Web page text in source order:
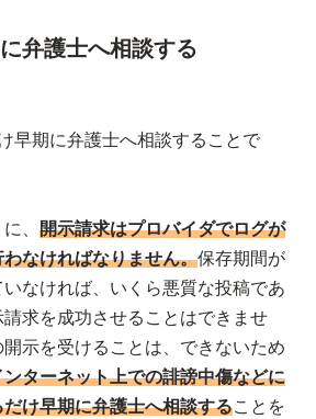
弁護士へ相談する
早期に弁護士へ相談することで
、 開示請求はプロバイダでログが
なければなりません。保存期間が
なければ、いくら悪質な投稿であ
求を成功させることはできませ
示を受けることは、できないため
ンターネット上での誹謗中傷などに
け早期に弁護士へ相談することを